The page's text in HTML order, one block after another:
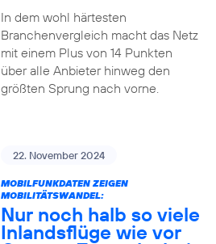
In dem wohl härtesten
Branchenvergleich macht das Netz
mit einem Plus von 14 Punkten
über alle Anbieter hinweg den
größten Sprung nach vorne.
22. November 2024
MOBILFUNKDATEN ZEIGEN
MOBILITÄTSWANDEL:
Nur noch halb so viele
Inlandsflüge wie vor